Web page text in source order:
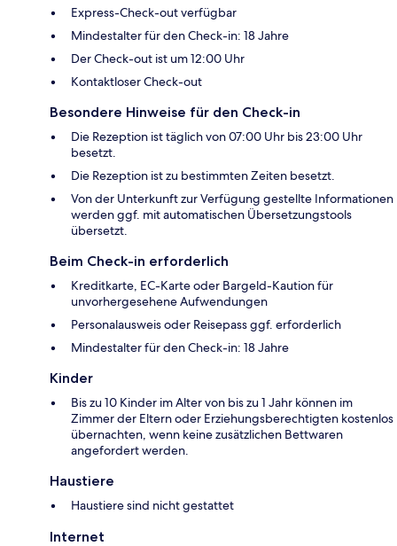
Express-Check-out verfügbar
Mindestalter für den Check-in: 18 Jahre
Der Check-out ist um 12:00 Uhr
Kontaktloser Check-out
Besondere Hinweise für den Check-in
Die Rezeption ist täglich von 07:00 Uhr bis 23:00 Uhr
besetzt.
Die Rezeption ist zu bestimmten Zeiten besetzt.
Von der Unterkunft zur Verfügung gestellte Informationen
werden ggf. mit automatischen Übersetzungstools
übersetzt.
Beim Check-in erforderlich
Kreditkarte, EC-Karte oder Bargeld-Kaution für
unvorhergesehene Aufwendungen
Personalausweis oder Reisepass ggf. erforderlich
Mindestalter für den Check-in: 18 Jahre
Kinder
Bis zu 10 Kinder im Alter von bis zu 1 Jahr können im
Zimmer der Eltern oder Erziehungsberechtigten kostenlos
übernachten, wenn keine zusätzlichen Bettwaren
angefordert werden.
Haustiere
Haustiere sind nicht gestattet
Internet